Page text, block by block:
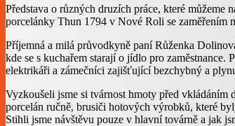
Představa o různých druzích práce, které můžeme
porcelánky Thun 1794 v Nové Roli se zaměřením
Příjemná a milá průvodkyně paní Růženka
kde se s kuchařem starají o jídlo pro
elektrikáři a zámečníci zajišťující bezchybný a
Vyzkoušeli jsme si tvárnost hmoty před
porcelán ručně, brusiči hotových výrobků, které
Stihli jsme návštěvu pouze v hlavní továrně a jak